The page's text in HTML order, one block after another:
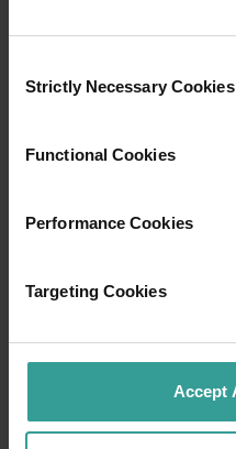
Selection
Strictly Necessary Cookies
Functional Cookies
Performance Cookies
Targeting Cookies
Accept
行程
在橫跨西澳州迷人風
就從珀斯 (Perth) 開
的自然景點和富有想